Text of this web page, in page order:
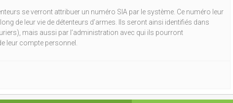
se verront attribuer un numéro SIA par le système. Ce numéro leur
de leur vie de détenteurs d’armes. Ils seront ainsi identifiés dans
mais aussi par l’administration avec qui ils pourront
leur compte personnel.